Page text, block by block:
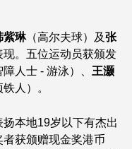
紫琳（高尔夫球）及张
。五位运动员获颁发
障人士 - 游泳）、 王灏
铁人）。
本地19岁以下有杰出
获颁赠现金奖港币